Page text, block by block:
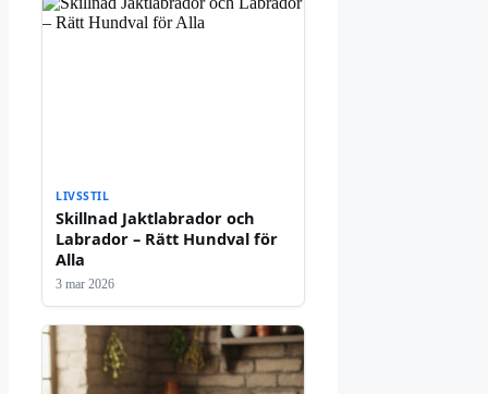
LIVSSTIL
Skillnad Jaktlabrador och
Labrador – Rätt Hundval för
Alla
3 mar 2026